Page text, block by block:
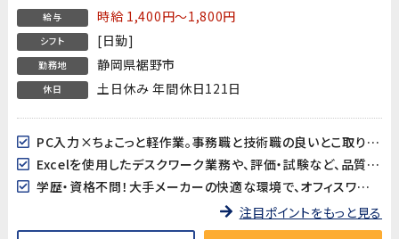
給与 時給 1,400円～1,800円
シフト [日勤]
勤務地 静岡県裾野市
休日 土日休み 年間休日121日
PC入力×ちょこっと軽作業。事務職と技術職の良いとこ取りのベストバランス！
Excelを使用したデスクワーク業務や、評価・試験など、品質管理関連業務のご経験が活かせます
学歴・資格不問！大手メーカーの快適な環境で、オフィスワーク中心の簡易評価業務
注目ポイントをもっと見る